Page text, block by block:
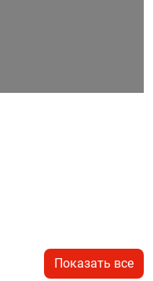
Показать все